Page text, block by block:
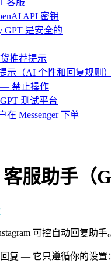
API 密钥
GPT 是安全的
推荐提示
示（AI 个性和回复规则）
— 禁止操作
测试平台
在 Messenger 下单
服助手（
可控自动回复助手
复 — 它只遵循你的设置